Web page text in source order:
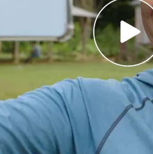
de hablar con su
lo